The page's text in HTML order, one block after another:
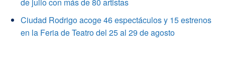
Ciudad Rodrigo acoge 46 espectáculos y 15 estrenos
en la Feria de Teatro del 25 al 29 de agosto